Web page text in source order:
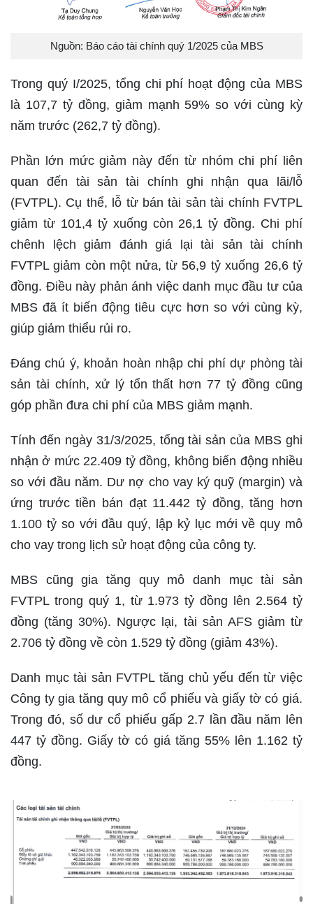
Nguồn: Báo cáo tài chính quý 1/2025 của MBS
Trong quý I/2025, tổng chi phí hoạt động của MBS
là 107,7 tỷ đồng, giảm mạnh 59% so với cùng kỳ
năm trước (262,7 tỷ đồng).
Phần lớn mức giảm này đến từ nhóm chi phí liên
quan đến tài sản tài chính ghi nhận qua lãi/lỗ
(FVTPL). Cụ thể, lỗ từ bán tài sản tài chính FVTPL
giảm từ 101,4 tỷ xuống còn 26,1 tỷ đồng. Chi phí
chênh lệch giảm đánh giá lại tài sản tài chính
FVTPL giảm còn một nửa, từ 56,9 tỷ xuống 26,6 tỷ
đồng. Điều này phản ánh việc danh mục đầu tư của
MBS đã ít biến động tiêu cực hơn so với cùng kỳ,
giúp giảm thiểu rủi ro.
Đáng chú ý, khoản hoàn nhập chi phí dự phòng tài
sản tài chính, xử lý tổn thất hơn 77 tỷ đồng cũng
góp phần đưa chi phí của MBS giảm mạnh.
Tính đến ngày 31/3/2025, tổng tài sản của MBS ghi
nhận ở mức 22.409 tỷ đồng, không biến động nhiều
so với đầu năm. Dư nợ cho vay ký quỹ (margin) và
ứng trước tiền bán đạt 11.442 tỷ đồng, tăng hơn
1.100 tỷ so với đầu quý, lập kỷ lục mới về quy mô
cho vay trong lịch sử hoạt động của công ty.
MBS cũng gia tăng quy mô danh mục tài sản
FVTPL trong quý 1, từ 1.973 tỷ đồng lên 2.564 tỷ
đồng (tăng 30%). Ngược lại, tài sản AFS giảm từ
2.706 tỷ đồng về còn 1.529 tỷ đồng (giảm 43%).
Danh mục tài sản FVTPL tăng chủ yếu đến từ việc
Công ty gia tăng quy mô cổ phiếu và giấy tờ có giá.
Trong đó, số dư cổ phiếu gấp 2.7 lần đầu năm lên
447 tỷ đồng. Giấy tờ có giá tăng 55% lên 1.162 tỷ
đồng.